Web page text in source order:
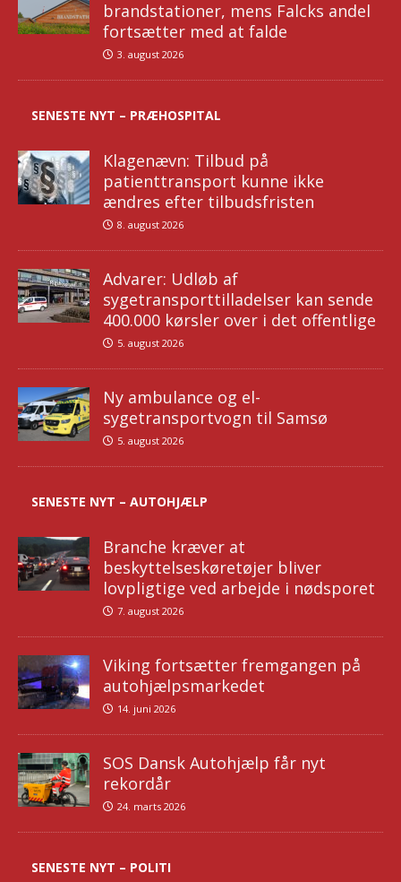
brandstationer, mens Falcks andel
fortsætter med at falde
3. august 2026
SENESTE NYT – PRÆHOSPITAL
Klagenævn: Tilbud på
patienttransport kunne ikke
ændres efter tilbudsfristen
8. august 2026
Advarer: Udløb af
sygetransporttilladelser kan sende
400.000 kørsler over i det offentlige
5. august 2026
Ny ambulance og el-
sygetransportvogn til Samsø
5. august 2026
SENESTE NYT – AUTOHJÆLP
Branche kræver at
beskyttelseskøretøjer bliver
lovpligtige ved arbejde i nødsporet
7. august 2026
Viking fortsætter fremgangen på
autohjælpsmarkedet
14. juni 2026
SOS Dansk Autohjælp får nyt
rekordår
24. marts 2026
SENESTE NYT – POLITI